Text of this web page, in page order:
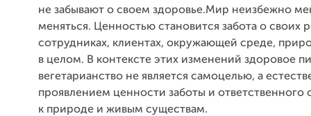
не забывают о своем здоровье.Мир неизбежно
меняться. Ценностью становится забота о своих
сотрудниках, клиентах, окружающей среде,
в целом. В контексте этих изменений здоровое
вегетарианство не является самоцелью, а
проявлением ценности заботы и ответственного
к природе и живым существам.